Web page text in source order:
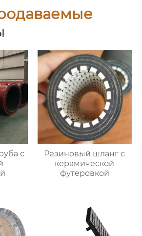
с
Резиновый шланг с
керамической
футеровкой